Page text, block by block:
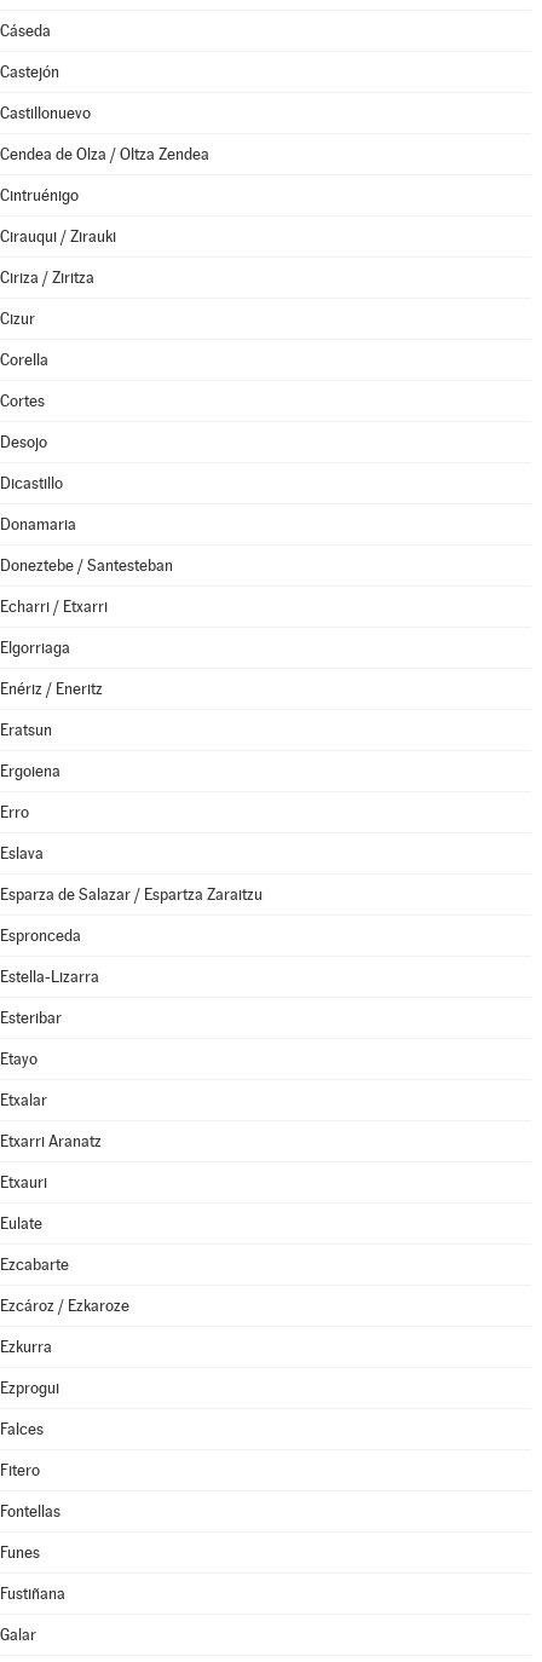
Cáseda
Castejón
Castillonuevo
Cendea de Olza / Oltza Zendea
Cintruénigo
Cirauqui / Zirauki
Ciriza / Ziritza
Cizur
Corella
Cortes
Desojo
Dicastillo
Donamaria
Doneztebe / Santesteban
Echarri / Etxarri
Elgorriaga
Enériz / Eneritz
Eratsun
Ergoiena
Erro
Eslava
Esparza de Salazar / Espartza Zaraitzu
Espronceda
Estella-Lizarra
Esteribar
Etayo
Etxalar
Etxarri Aranatz
Etxauri
Eulate
Ezcabarte
Ezcároz / Ezkaroze
Ezkurra
Ezprogui
Falces
Fitero
Fontellas
Funes
Fustiñana
Galar